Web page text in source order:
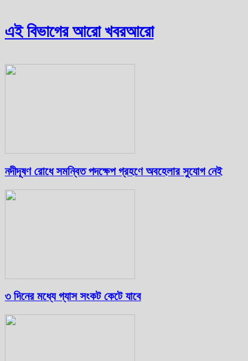
এই বিভাগের আরো খবরআরো
নদীদূষণ রোধে সমন্বিত পদক্ষেপ গ্রহণে অবহেলার সুযোগ নেই
৩ দিনের মধ্যে গ্যাস সংকট কেটে যাবে